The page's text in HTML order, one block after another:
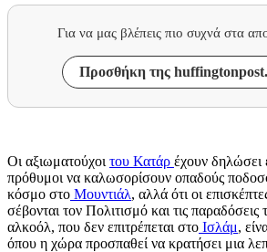
Για να μας βλέπεις πιο συχνά στα
Προσθήκη της
Οι αξιωματούχοι του Κατάρ έχουν δηλώσει
πρόθυμοι να καλωσορίσουν οπαδούς
κόσμο στο Μουντιάλ, αλλά ότι οι
σέβονται τον Πολιτισμό και τις
αλκοόλ, που δεν επιτρέπεται στο Ισλάμ,
όπου η χώρα προσπαθεί να κρατήσει μια